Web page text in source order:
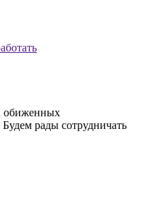
обиженных
рады сотрудничать